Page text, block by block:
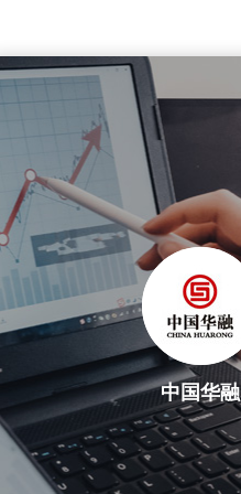
中国华融